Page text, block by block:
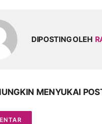
DIPOSTING OLEH
MENYUKAI